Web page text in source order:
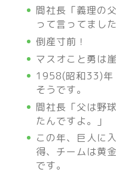
間社長「義理の
って言ってまし
倒産寸前！
マスオこと勇は
1958(昭和33)年
そうです。
間社長「父は野
たんですよ。」
この年、巨人に
得、チームは黄
です。